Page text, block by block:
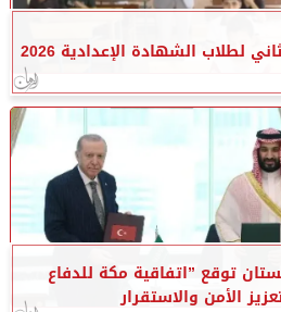
لطلاب الشهادة الإعدادية 2026
توقع ”اتفاقية مكة للدفاع
الأمن والاستقرار